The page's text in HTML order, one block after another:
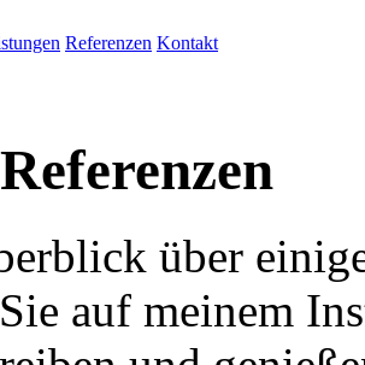
Referenzen Kontakt
über
auf meinem